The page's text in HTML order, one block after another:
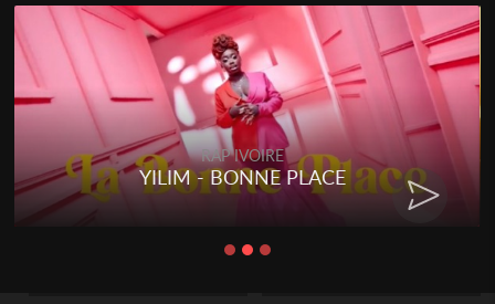
RAP IVOIRE
YILIM - BONNE PLACE